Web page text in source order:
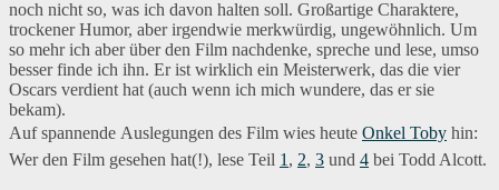
noch nicht so, was ich davon halten soll. Großartige Charaktere,
trockener Humor, aber irgendwie merkwürdig, ungewöhnlich. Um
so mehr ich aber über den Film nachdenke, spreche und lese, umso
besser finde ich ihn. Er ist wirklich ein Meisterwerk, das die vier
Oscars verdient hat (auch wenn ich mich wundere, das er sie
bekam).
Auf spannende Auslegungen des Film wies heute Onkel Toby hin:
Wer den Film gesehen hat(!), lese Teil 1 , 2, 3 und 4 bei Todd Alcott.